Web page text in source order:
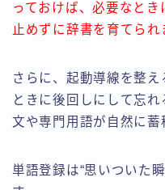
っておけば、必要なと
止めずに辞書を育てられ
さらに、起動導線を整
ときに後回しにして忘
文や専門用語が自然に蓄
単語登録は“思いついた